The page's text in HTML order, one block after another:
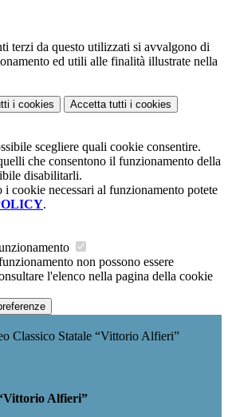
terzi da questo utilizzati si avvalgono di
ed utili alle finalità illustrate nella
i cookies Accetta tutti i cookies
scegliere quali cookie consentire.
che consentono il funzionamento della
disabilitarli.
i cookie necessari al funzionamento potete
.
non possono essere
l'elenco nella pagina della cookie
Classico Statale “Vittorio Alfieri”
Alfieri”